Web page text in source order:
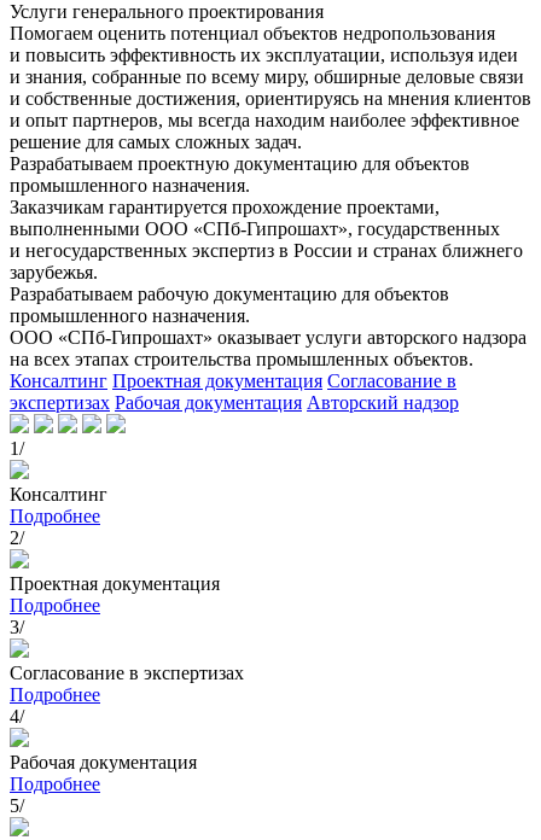
Услуги генерального проектирования
Помогаем оценить потенциал объектов недропользования
и повысить эффективность их эксплуатации, используя идеи
и знания, собранные по всему миру, обширные деловые связи
и собственные достижения, ориентируясь на мнения клиентов
и опыт партнеров, мы всегда находим наиболее эффективное
решение для самых сложных задач.
Разрабатываем проектную документацию для объектов
промышленного назначения.
Заказчикам гарантируется прохождение проектами,
выполненными ООО «СПб-Гипрошахт», государственных
и негосударственных экспертиз в России и странах ближнего
зарубежья.
Разрабатываем рабочую документацию для объектов
промышленного назначения.
ООО «СПб-Гипрошахт» оказывает услуги авторского надзора
на всех этапах строительства промышленных объектов.
Консалтинг Проектная документация Согласование в
экспертизах Рабочая документация Авторский надзор
1/
Консалтинг
Подробнее
2/
Проектная документация
Подробнее
3/
Согласование в экспертизах
Подробнее
4/
Рабочая документация
Подробнее
5/